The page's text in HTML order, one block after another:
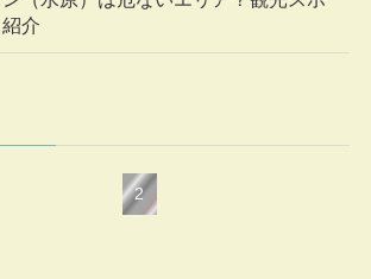
介